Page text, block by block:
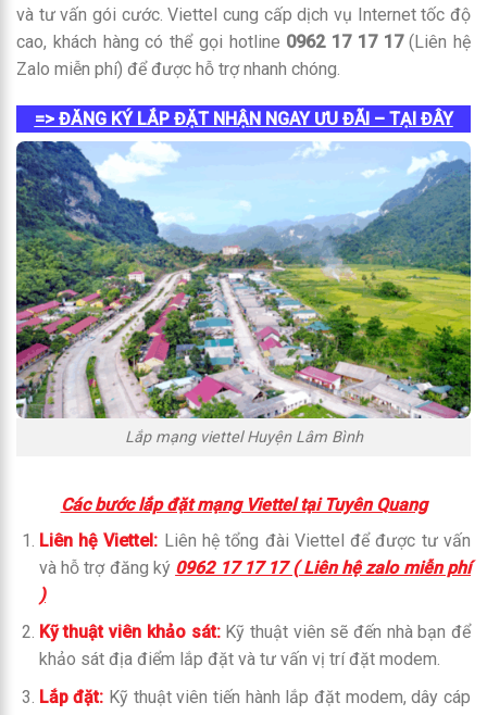
và tư vấn gói cước. Viettel cung cấp dịch vụ Internet tốc độ
cao, khách hàng có thể gọi hotline 0962 17 17 17(Liên hệ
Zalo miễn phí) để được hỗ trợ nhanh chóng.
=> ĐĂNG KÝ LẮP ĐẶT NHẬN NGAY ƯU ĐÃI – TẠI ĐÂY
Lắp mạng viettel Huyện Lâm Bình
Các bước lắp đặt mạng Viettel tại Tuyên Quang
Liên hệ Viettel: Liên hệ tổng đài Viettel để được tư vấn
và hỗ trợ đăng ký 0962 17 17 17 ( Liên hệ zalo miễn phí
)
Kỹ thuật viên khảo sát: Kỹ thuật viên sẽ đến nhà bạn để
khảo sát địa điểm lắp đặt và tư vấn vị trí đặt modem.
Lắp đặt: Kỹ thuật viên tiến hành lắp đặt modem, dây cáp